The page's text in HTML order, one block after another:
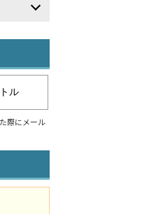
ル
際にメール